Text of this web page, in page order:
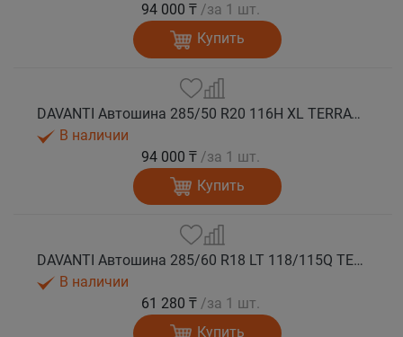
94 000 ₸ /за 1 шт.
Купить
DAVANTI Автошина 285/50 R20 116H XL TERRATOURA A/T RWL RPR M+S
В наличии
94 000 ₸ /за 1 шт.
Купить
DAVANTI Автошина 285/60 R18 LT 118/115Q TERRATOURA A/T RBL 8PR RPR M+S
В наличии
61 280 ₸ /за 1 шт.
Купить